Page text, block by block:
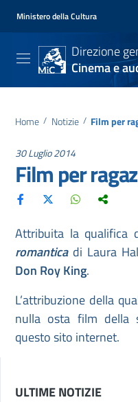
Ministero della Cultura
Direzione
Cinema e
Home / Notizie / Film per
30 Luglio 2014
Film per
Attribuita la qualifica
romantica di Laura
Don Roy King.
L’attribuzione della
nulla osta film della
questo sito internet.
ULTIME NOTIZIE